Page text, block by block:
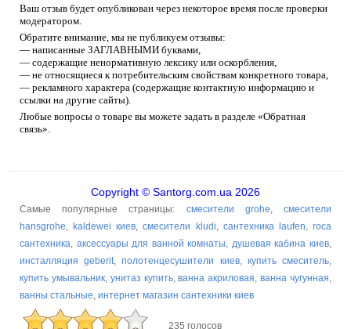
Ваш отзыв будет опубликован через некоторое время после проверки
модератором.
Обратите внимание, мы не публикуем отзывы:
— написанные ЗАГЛАВНЫМИ буквами,
— содержащие ненормативную лексику или оскорбления,
— не относящиеся к потребительским свойствам конкретного товара,
— рекламного характера (содержащие контактную информацию и
ссылки на другие сайты).
Любые вопросы о товаре вы можете задать в разделе «Обратная
связь».
Copyright © Santorg.com.ua 2026
Самые популярные страницы: смесители grohe,смесители
hansgrohe, kaldewei киев,смесители kludi, сантехника laufen,roca
сантехника, аксессуары для ванной комнаты, душевая кабина киев,
инсталляция geberit,полотенцесушители киев, купить смеситель,
купить умывальник, унитаз купить,ванна акриловая,ванна чугунная,
ванны стальные, интернет магазин сантехники киев
235 голосов